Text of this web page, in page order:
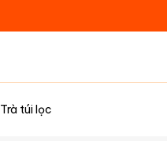
Trà túi lọc